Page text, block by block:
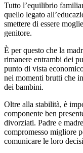
Tutto l’equilibrio
quello legato
smettere di essere
genitore.
È per questo che la
rimanere entrambi dei
punto di vista
nei momenti brutti che
dei bambini.
Oltre alla stabilità, è
componente ben
divorziati. Padre e
compromesso migliore
comunicare le loro